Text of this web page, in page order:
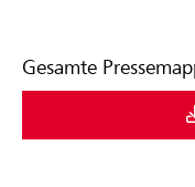
Gesamte